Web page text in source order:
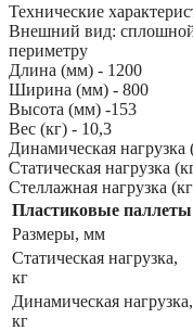
Технические
Внешний вид:
периметру
Длина (мм) - 1200
Ширина (мм) - 800
Высота (мм) -153
Вес (кг) - 10,3
Динамическая нагрузка
Статическая нагрузка
Стеллажная нагрузка
Пластиковые паллеты
Размеры, мм
Статическая нагрузка,
кг
Динамическая нагрузка,
кг